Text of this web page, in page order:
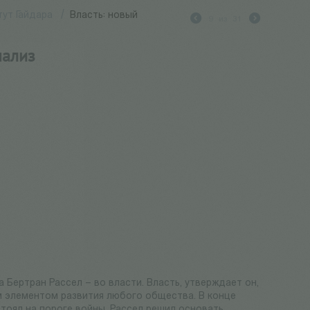
Власть: новый
Рассел – во власти. Власть, утверждает он,
элементом развития любого общества. В конце